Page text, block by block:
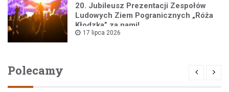
20. Jubileusz Prezentacji Zespołów
Ludowych Ziem Pogranicznych „Róża
Kłodzka” za nami!
17 lipca 2026
Polecamy